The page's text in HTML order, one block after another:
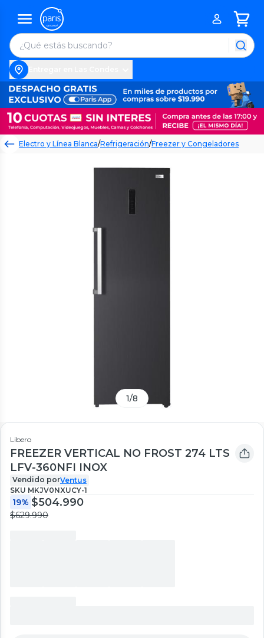
Electro y Línea Blanca/Refrigeración/Freezer y Congeladores
1/8
Libero
FREEZER VERTICAL NO FROST 274 LTS
LFV-360NFI INOX
Vendido porVentus
SKU MKJV0NXUCY-1
19% $504.990
$629.990